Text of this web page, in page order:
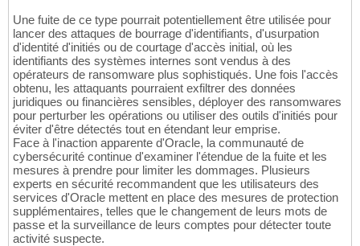
Une fuite de ce type pourrait potentiellement être utilisée pour
lancer des attaques de bourrage d'identifiants, d'usurpation
d'identité d'initiés ou de courtage d'accès initial, où les
identifiants des systèmes internes sont vendus à des
opérateurs de ransomware plus sophistiqués. Une fois l'accès
obtenu, les attaquants pourraient exfiltrer des données
juridiques ou financières sensibles, déployer des ransomwares
pour perturber les opérations ou utiliser des outils d'initiés pour
éviter d'être détectés tout en étendant leur emprise.
Face à l'inaction apparente d'Oracle, la communauté de
cybersécurité continue d'examiner l'étendue de la fuite et les
mesures à prendre pour limiter les dommages. Plusieurs
experts en sécurité recommandent que les utilisateurs des
services d'Oracle mettent en place des mesures de protection
supplémentaires, telles que le changement de leurs mots de
passe et la surveillance de leurs comptes pour détecter toute
activité suspecte.